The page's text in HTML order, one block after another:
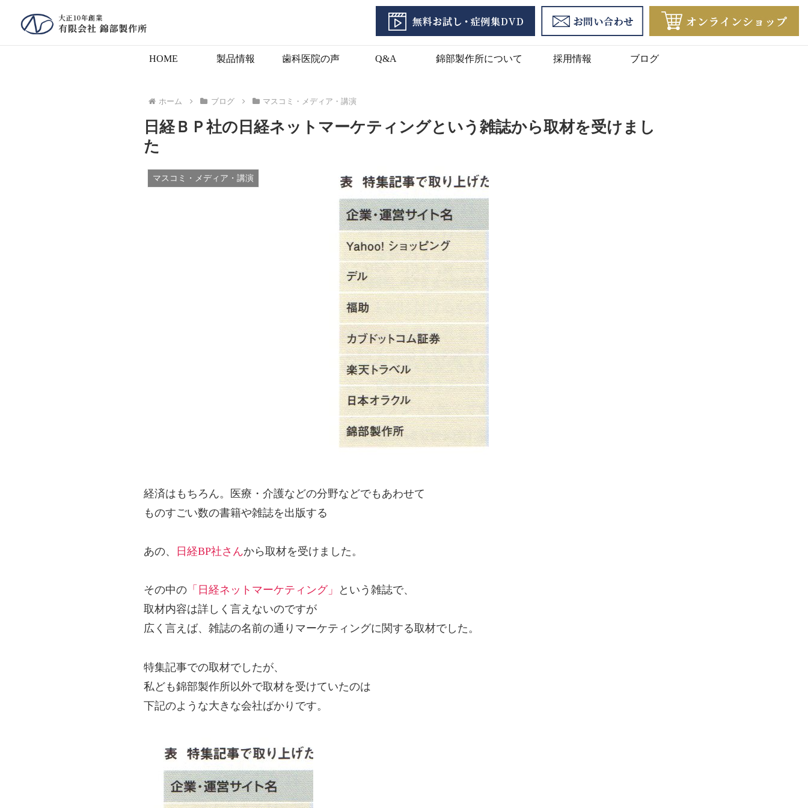
HOME 製品情報 歯科医院の声 Q&A 錦部製作所について 採用情報 ブログ
ホーム ブログ マスコミ・メディア・講演
日経ＢＰ社の日経ネットマーケティングという雑誌から取材を受けまし
た
マスコミ・メディア・講演
経済はもちろん。医療・介護などの分野などでもあわせて
ものすごい数の書籍や雑誌を出版する
あの、 日経BP社さんから取材を受けました。
その中の 「日経ネットマーケティング」
という雑誌で、
取材内容は詳しく言えないのですが
広く言えば、雑誌の名前の通りマーケティングに関する取材でした。
特集記事での取材でしたが、
私ども錦部製作所以外で取材を受けていたのは
下記のような大きな会社ばかりです。